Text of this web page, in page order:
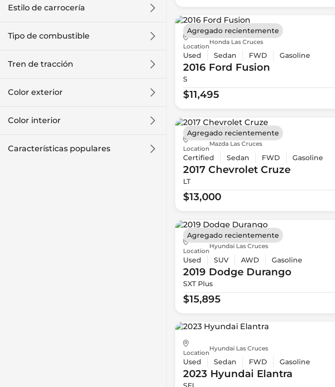
Estilo de carrocería
Tipo de combustible
Tren de tracción
Color exterior
Color interior
Características populares
Location
Honda Las Cruces
Used Sedan FWD Gasoline
2016 Ford Fusion
S
$11,495
Agregado recientemente
Location
Mazda Las Cruces
Certified Sedan FWD Gasoline
2017 ChevroletCruze
LT
$13,000
Agregado recientemente
Location
Hyundai Las Cruces
Used SUV AWD Gasoline
2019 DodgeDurango
SXT Plus
$15,895
Agregado recientemente
Location
Hyundai Las Cruces
Used Sedan FWD Gasoline
2023 Hyundai Elantra